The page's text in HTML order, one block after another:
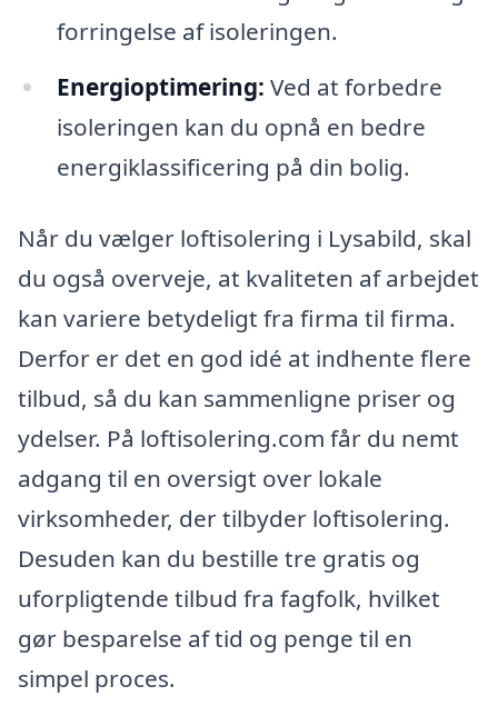
forringelse af isoleringen.
Energioptimering: Ved at forbedre
isoleringen kan du opnå en bedre
energiklassificering på din bolig.
Når du vælger loftisolering i Lysabild, skal
du også overveje, at kvaliteten af arbejdet
kan variere betydeligt fra firma til firma.
Derfor er det en god idé at indhente flere
tilbud, så du kan sammenligne priser og
ydelser. På loftisolering.com får du nemt
adgang til en oversigt over lokale
virksomheder, der tilbyder loftisolering.
Desuden kan du bestille tre gratis og
uforpligtende tilbud fra fagfolk, hvilket
gør besparelse af tid og penge til en
simpel proces.